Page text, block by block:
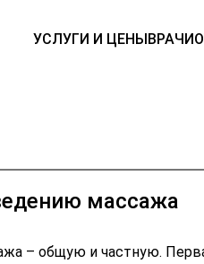
УСЛУГИ И ЦЕНЫВРАЧИ
массажа
– общую и частную.